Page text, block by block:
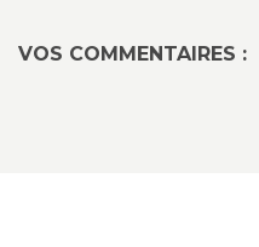
VOS COMMENTAIRES :